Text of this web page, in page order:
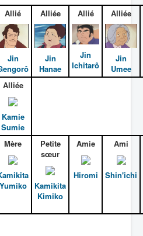
Allié
Jin
Alliée
Jin
Hanae
Allié
Jin
Ichitarô
Alliée
Jin
Umee
Alliée
Kamie
Sumie
Mère
Yumiko
Petite
sœur
Kamikita
Kimiko
Amie
Hiromi
Ami
Shin'ichi